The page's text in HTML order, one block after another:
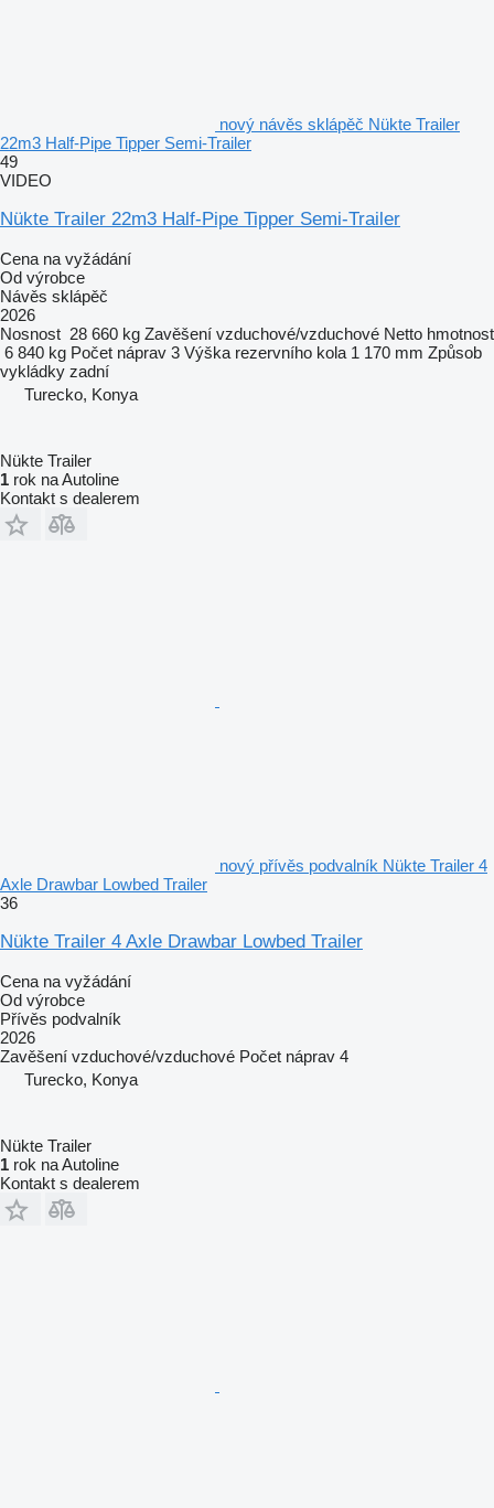
nový návěs sklápěč Nükte Trailer
22m3 Half-Pipe Tipper Semi-Trailer
49
VIDEO
Nükte Trailer 22m3 Half-Pipe Tipper Semi-Trailer
Cena na vyžádání
Od výrobce
Návěs sklápěč
2026
Nosnost 28 660 kg Zavěšení vzduchové/vzduchové Netto hmotnost
6 840 kg Počet náprav 3 Výška rezervního kola 1 170 mm Způsob
vykládky zadní
Turecko, Konya
Nükte Trailer
1 rok na Autoline
Kontakt s dealerem
nový přívěs podvalník Nükte Trailer 4
Axle Drawbar Lowbed Trailer
36
Nükte Trailer 4 Axle Drawbar Lowbed Trailer
Cena na vyžádání
Od výrobce
Přívěs podvalník
2026
Zavěšení vzduchové/vzduchové Počet náprav 4
Turecko, Konya
Nükte Trailer
1 rok na Autoline
Kontakt s dealerem